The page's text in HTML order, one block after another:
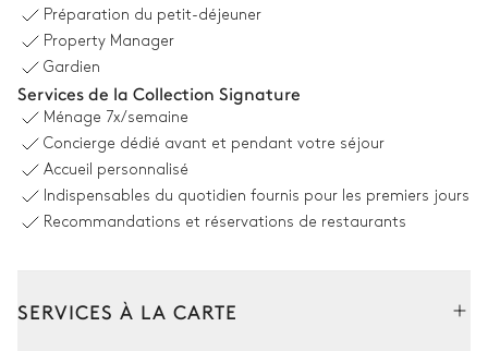
Bassin pour enfant
Espace dînatoire extérieur
Table
16 places
Terrain de Pickleball
Préparation du petit-déjeuner
Property Manager
Gardien
Services de la Collection Signature
Ménage 7x/semaine
Concierge dédié avant et pendant votre séjour
Accueil personnalisé
Indispensables du quotidien fournis pour les premiers jours
Recommandations et réservations de restaurants
SERVICES À LA CARTE